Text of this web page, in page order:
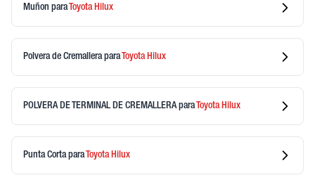
Muñon paraToyotaHilux
Polvera de CremalleraparaToyotaHilux
POLVERA DE TERMINAL DE CREMALLERAparaToyotaHilux
Punta CortaparaToyotaHilux